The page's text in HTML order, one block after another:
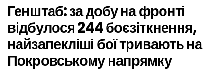
Генштаб: за добу на фронті
відбулося 244 боєзіткнення,
найзапекліші бої тривають на
Покровському напрямку